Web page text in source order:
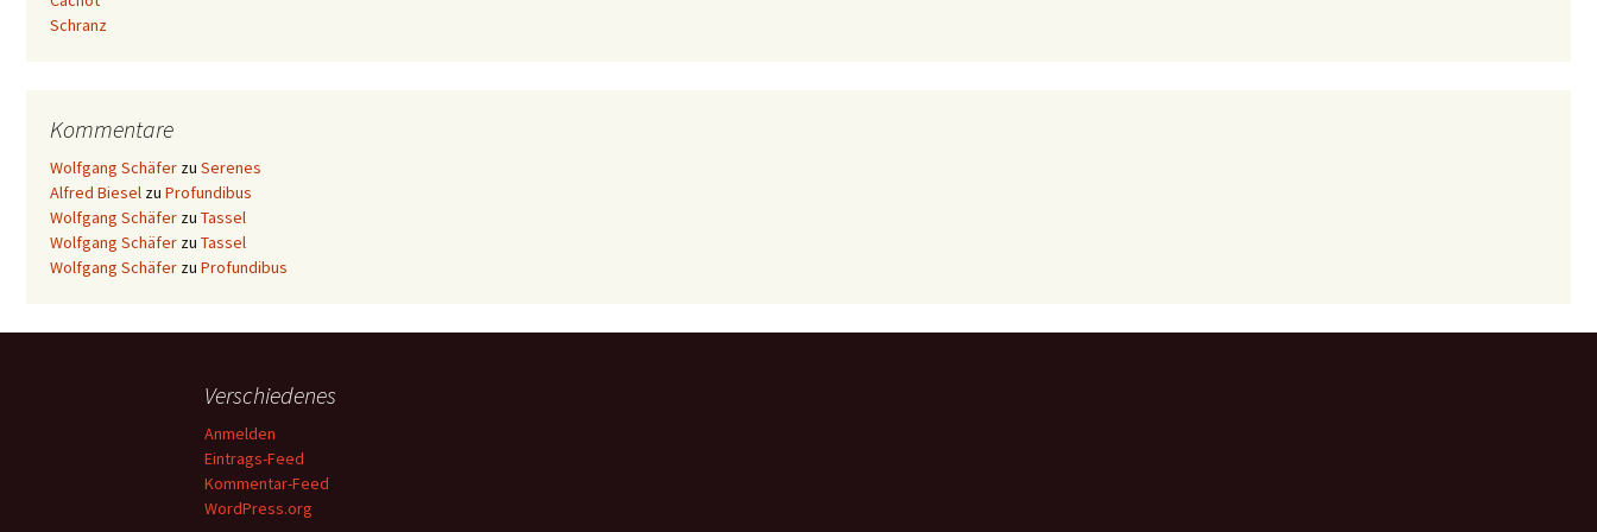
Schranz
Kommentare
Wolfgang Schäfer zu Serenes
Alfred Biesel zu Profundibus
Wolfgang Schäfer zu Tassel
Wolfgang Schäfer zu Tassel
Wolfgang Schäfer zu Profundibus
Verschiedenes
Anmelden
Eintrags-Feed
Kommentar-Feed
WordPress.org